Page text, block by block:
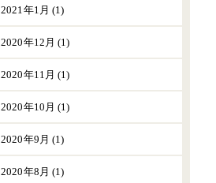
2021年1月 (1)
2020年12月 (1)
2020年11月 (1)
2020年10月 (1)
2020年9月 (1)
2020年8月 (1)